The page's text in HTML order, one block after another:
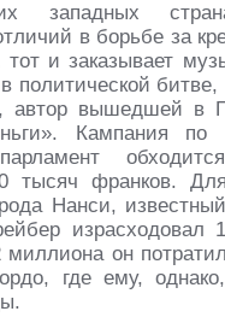
западных
в борьбе за
тот и заказывает
политической битве,
автор вышедшей в
Кампания
тысяч франков.
Нанси,
израсходовал
он
где ему,